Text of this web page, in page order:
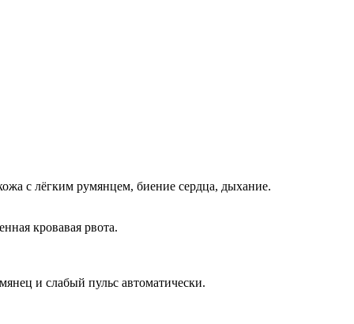
с лёгким румянцем, биение сердца, дыхание.
кровавая рвота.
и слабый пульс автоматически.